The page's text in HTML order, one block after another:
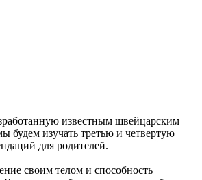
известным швейцарским
будем изучать третью и четвертую
для родителей.
своим телом и способность